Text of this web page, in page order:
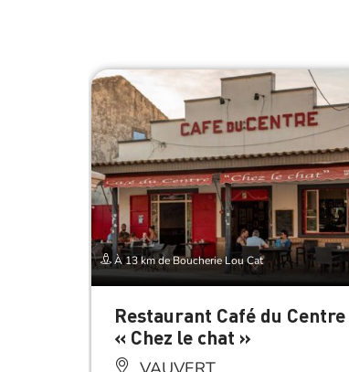
À 13 km de Boucherie Lou Cat
Restaurant Café du Centre
« Chez le chat »